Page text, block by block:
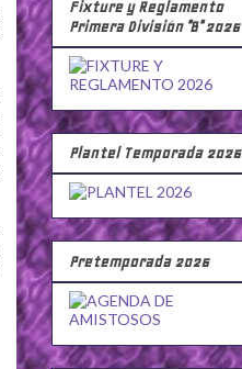
Fixture y Reglamento
Primera División "B" 2026
Plantel Temporada 2026
Pretemporada 2026